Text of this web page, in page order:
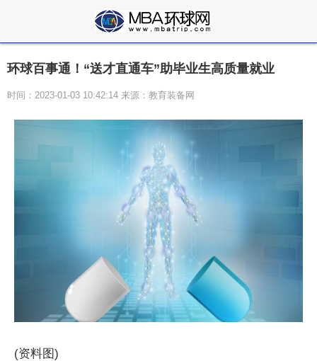
环球百事通！“送才直通车”助毕业生高质量就业
时间：2023-01-03 10:42:14 来源：教育装备网
(资料图)